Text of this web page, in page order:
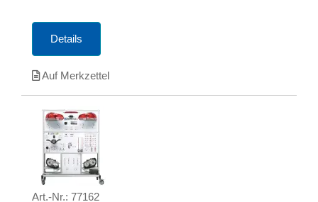
Details
Auf Merkzettel
Art.-Nr.: 77162